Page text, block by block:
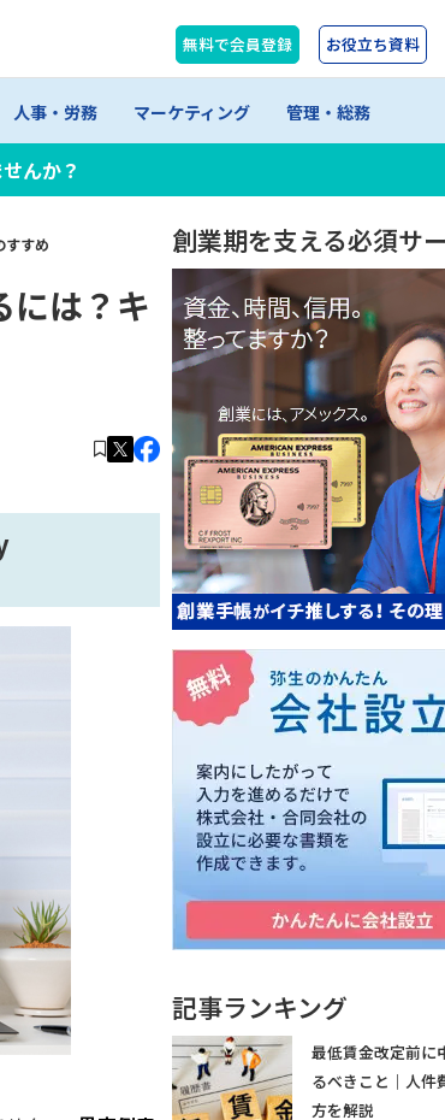
無料で会員登録 お役立ち資料
人事・労務 マーケティング 管理・総務
んか？
すすめ
には？キ
創業期を支える必須サ
記事ランキング
最低賃金改定前に
るべきこと｜人件
方を解説